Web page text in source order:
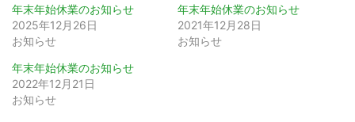
年末年始休業のお知らせ
2025年12月26日
お知らせ
年末年始休業のお知らせ
2021年12月28日
お知らせ
年末年始休業のお知らせ
2022年12月21日
お知らせ